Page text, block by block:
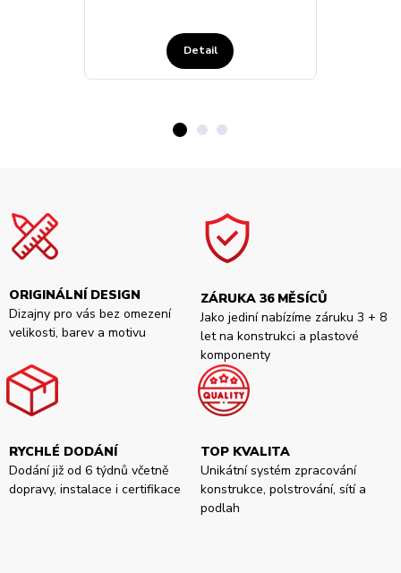
Detail
ORIGINÁLNÍ DESIGN
Dizajny pro vás bez omezení
velikosti, barev a motivu
ZÁRUKA 36 MĚSÍCŮ
Jako jediní nabízíme záruku 3 + 8
let na konstrukci a plastové
komponenty
RYCHLÉ DODÁNÍ
Dodání již od 6 týdnů včetně
dopravy, instalace i certifikace
TOP KVALITA
Unikátní systém zpracování
konstrukce, polstrování, sítí a
podlah